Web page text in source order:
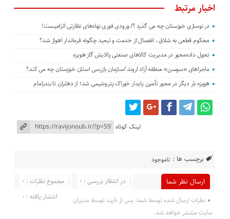
اخبار مرتبط
در نوسازی خوزستان چه می گذرد ؟/ ورودی فوری نهادهای نظارتی الزامیست!
محکوم قطعی به شلاق ، انفصال از خدمت و تبعید چگونه فرماندار اهواز شد؟
تحول داده‌محور در مدیریت کالاهای صنعتی پالایش گاز هویزه
ماجراهای «سوسن» منطقه آزاد اروند /سازمان بازرسی استان خوزستان چه می کند؟
هویزه بار دیگر در محور تأمین پایدار خوراک پتروشیمی شد؛ از دهلران تا بندرامام
لینک کوتاه
برچسب ها : ناموجود
ارسال نظر شما مجموع نظرات : 0
در انتظار بررسی : 0
انتشار یافته : 0
نظرات ارسال شده توسط شما، پس از تایید توسط مدیران
سایت منتشر خواهد شد.